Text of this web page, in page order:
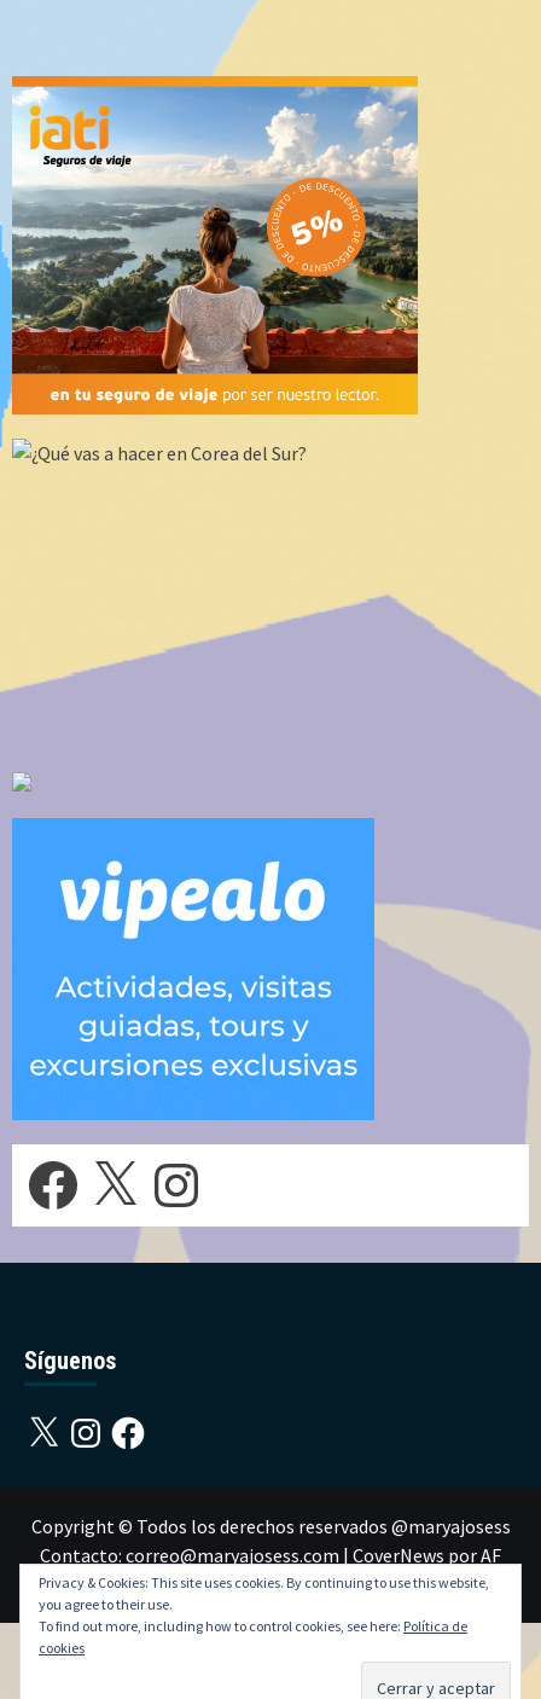
Facebook Instagram
Síguenos
X InstagramFacebook
Copyright © Todos los derechos reservados @maryajosess
Contacto: correo@maryajosess.com | CoverNews por AF
themes.
Privacy & Cookies: This site uses cookies. By continuing to use this website,
you agree to their use.
To find out more, including how to control cookies, see here: Política de
cookies